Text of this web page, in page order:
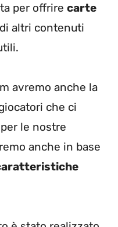
per offrire carte
altri contenuti
avremo anche la
che ci
le nostre
anche in base